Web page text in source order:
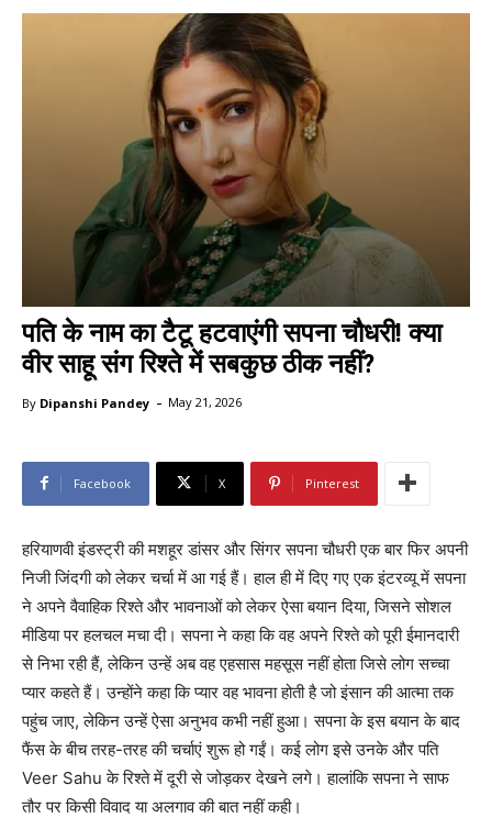
पति के नाम का टैटू हटवाएंगी सपना चौधरी! क्या
वीर साहू संग रिश्ते में सबकुछ ठीक नहीं?
By Dipanshi Pandey - May 21, 2026
Facebook X Pinterest
हरियाणवी इंडस्ट्री की मशहूर डांसर और सिंगर सपना चौधरी एक बार फिर अपनी
निजी जिंदगी को लेकर चर्चा में आ गई हैं। हाल ही में दिए गए एक इंटरव्यू में सपना
ने अपने वैवाहिक रिश्ते और भावनाओं को लेकर ऐसा बयान दिया, जिसने सोशल
मीडिया पर हलचल मचा दी। सपना ने कहा कि वह अपने रिश्ते को पूरी ईमानदारी
से निभा रही हैं, लेकिन उन्हें अब वह एहसास महसूस नहीं होता जिसे लोग सच्चा
प्यार कहते हैं। उन्होंने कहा कि प्यार वह भावना होती है जो इंसान की आत्मा तक
पहुंच जाए, लेकिन उन्हें ऐसा अनुभव कभी नहीं हुआ। सपना के इस बयान के बाद
फैंस के बीच तरह-तरह की चर्चाएं शुरू हो गईं। कई लोग इसे उनके और पति
Veer Sahu के रिश्ते में दूरी से जोड़कर देखने लगे। हालांकि सपना ने साफ
तौर पर किसी विवाद या अलगाव की बात नहीं कही।